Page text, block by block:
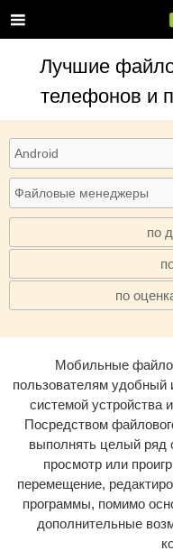
Лучшие
телефонов и
по
·
· по
Мобильные
пользователям
системой
Посредством
выполнять целый ряд
просмотр или
перемещение,
программы, помимо
дополнительные